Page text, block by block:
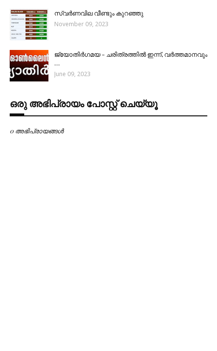
സ്വർണവില വീണ്ടും കുറഞ്ഞു
November 09, 2023
ജ്യോതിർഗമയ - ചരിത്രത്തിൽ ഇന്ന്, വർത്തമാനവും
…
June 09, 2023
ഒരു അഭിപ്രായം പോസ്റ്റ് ചെയ്യൂ
0 അഭിപ്രായങ്ങള്‍